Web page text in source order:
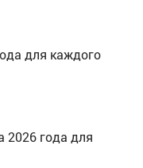
для каждого
2026 года для